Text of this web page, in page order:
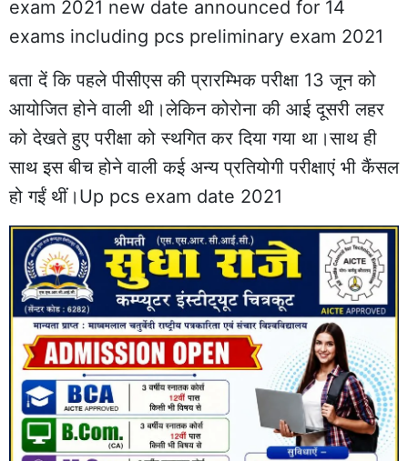
exam 2021 new date announced for 14
exams including pcs preliminary exam 2021
बता दें कि पहले पीसीएस की प्रारम्भिक परीक्षा 13 जून को
आयोजित होने वाली थी।लेकिन कोरोना की आई दूसरी लहर
को देखते हुए परीक्षा को स्थगित कर दिया गया था।साथ ही
साथ इस बीच होने वाली कई अन्य प्रतियोगी परीक्षाएं भी कैंसल
हो गईं थीं।Up pcs exam date 2021